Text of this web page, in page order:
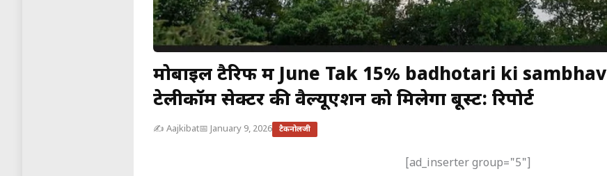
मोबाइल टैरिफ में June Tak 15% badhotari ki
टेलीकॉम सेक्टर की वैल्यूएशन को मिलेगा बूस्ट: रिपोर्ट
✍️ Aajkibat📅 January 9, 2026 टैकनोलजी
[ad_inserter group="5"]